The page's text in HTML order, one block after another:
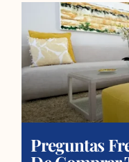
Preguntas